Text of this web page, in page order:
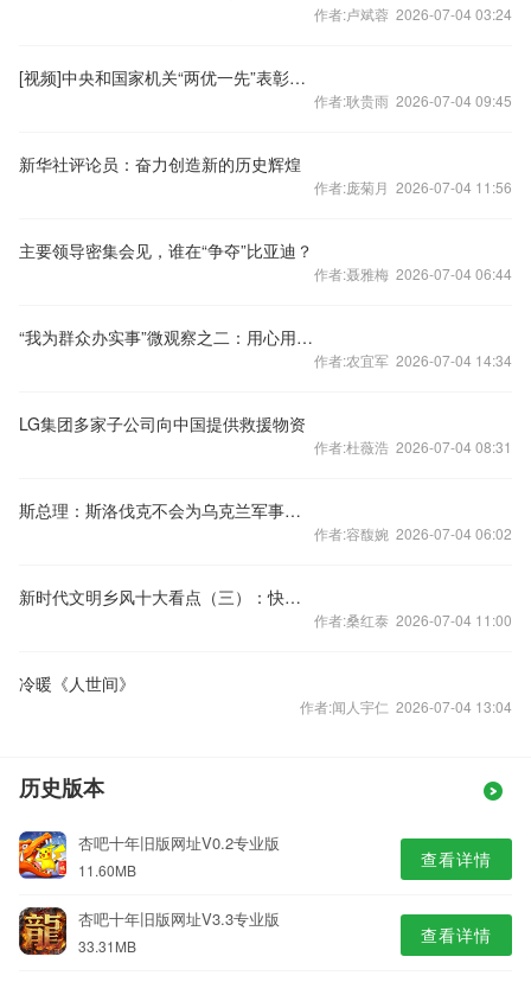
作者:卢斌蓉 2026-07-04 03:24
[视频]中央和国家机关“两优一先”表彰大会在京召开蔡奇出席并讲话
作者:耿贵雨 2026-07-04 09:45
新华社评论员：奋力创造新的历史辉煌
作者:庞菊月 2026-07-04 11:56
主要领导密集会见，谁在“争夺”比亚迪？
作者:聂雅梅 2026-07-04 06:44
“我为群众办实事”微观察之二：用心用情用力护好“一老一小”
作者:农宜军 2026-07-04 14:34
LG集团多家子公司向中国提供救援物资
作者:杜薇浩 2026-07-04 08:31
斯总理：斯洛伐克不会为乌克兰军事援助提供任何资金
作者:容馥婉 2026-07-04 06:02
新时代文明乡风十大看点（三）：快快乐乐做公益，志愿服务比一比
作者:桑红泰 2026-07-04 11:00
冷暖《人世间》
作者:闻人宇仁 2026-07-04 13:04
历史版本
杏吧十年旧版网址V0.2专业版
11.60MB 查看详情
杏吧十年旧版网址V3.3专业版
33.31MB 查看详情